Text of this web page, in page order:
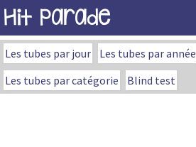
Hit Parade
Les tubes par jour Les tubes par année
Les tubes par catégorie
Blind test